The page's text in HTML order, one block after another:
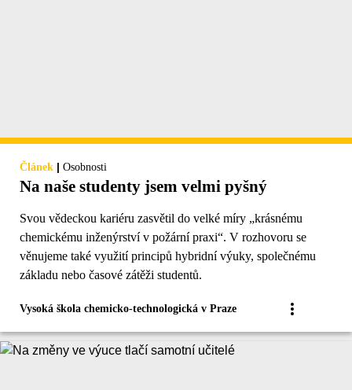
Článek | Osobnosti
Na naše studenty jsem velmi pyšný
Svou vědeckou kariéru zasvětil do velké míry „krásnému
chemickému inženýrství v požární praxi“. V rozhovoru se
věnujeme také využití principů hybridní výuky, společnému
základu nebo časové zátěži studentů.
Vysoká škola chemicko-technologická v Praze